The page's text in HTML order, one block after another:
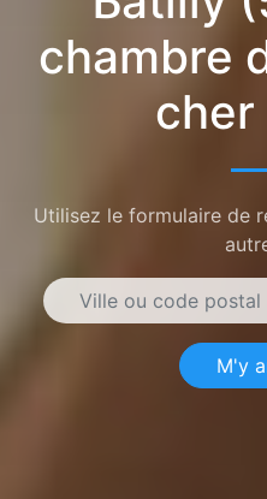
chambre
Utilisez le formulaire de
M'y